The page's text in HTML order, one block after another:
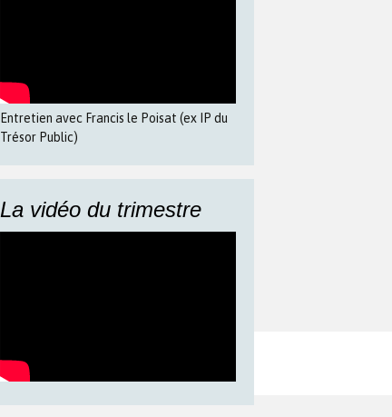
Entretien avec Francis le Poisat (ex IP du
Trésor Public)
La vidéo du trimestre